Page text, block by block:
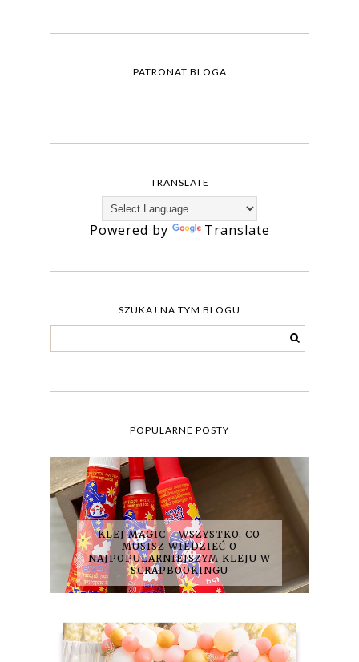
PATRONAT BLOGA
TRANSLATE
Powered by Translate
SZUKAJ NA TYM BLOGU
POPULARNE POSTY
KLEJ MAGIC - WSZYSTKO, CO
MUSISZ WIEDZIEĆ O
NAJPOPULARNIEJSZYM KLEJU W
SCRAPBOOKINGU